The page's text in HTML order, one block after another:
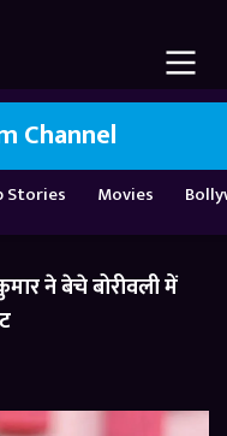
Channel
Stories Movies
ने बेचे बोरीवली में